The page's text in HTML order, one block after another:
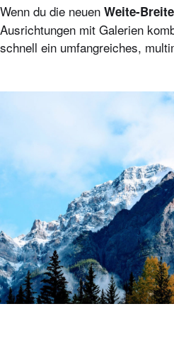
Wenn du die neuen Weite-Breite
Ausrichtungen mit Galerien
schnell ein umfangreiches,